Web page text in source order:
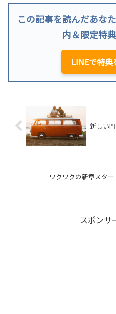
この記事を読んだあな
内＆限定特
LINEで特
新しい
ワクワクの新章スター
スポンサ